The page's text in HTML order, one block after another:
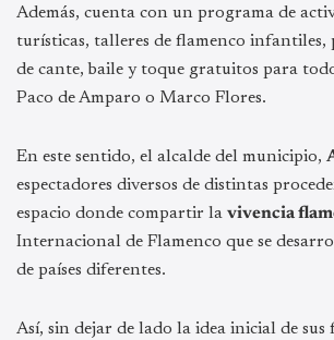
Además, cuenta con un programa de
turísticas, talleres de flamenco infantiles,
de cante, baile y toque gratuitos para
Paco de Amparo o Marco Flores.
En este sentido, el alcalde del municipio,
espectadores diversos de distintas
espacio donde compartir la vivencia
Internacional de Flamenco que se
de países diferentes.
Así, sin dejar de lado la idea inicial de